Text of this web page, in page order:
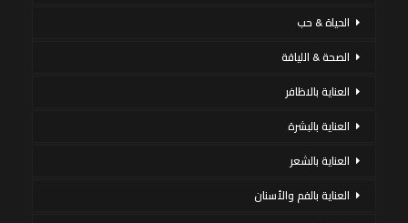
الحياة & حب
الصحة & اللياقة
العناية بالاظافر
العناية بالبشرة
العناية بالشعر
العناية بالفم والأسنان